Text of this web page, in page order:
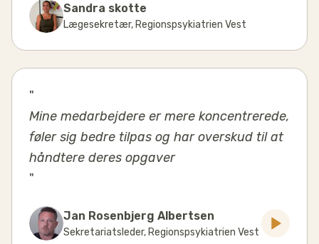
Sandra skotte
Lægesekretær, Regionspsykiatrien Vest
"
Mine medarbejdere er mere koncentrerede,
føler sig bedre tilpas og har overskud til at
håndtere deres opgaver
"
Jan Rosenbjerg Albertsen
Sekretariatsleder, Regionspsykiatrien Vest